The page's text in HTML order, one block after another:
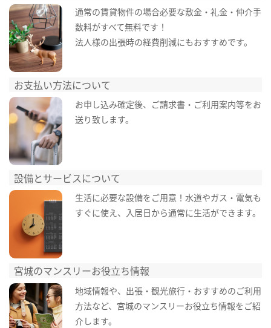
通常の賃貸物件の場合必要な敷金・礼金・仲介手
数料がすべて無料です！
法人様の出張時の経費削減にもおすすめです。
お支払い方法について
お申し込み確定後、ご請求書・ご利用案内等をお
送り致します。
設備とサービスについて
生活に必要な設備をご用意！水道やガス・電気も
すぐに使え、入居日から通常に生活ができます。
宮城のマンスリーお役立ち情報
地域情報や、出張・観光旅行・おすすめのご利用
方法など、宮城のマンスリーお役立ち情報をご紹
介します。